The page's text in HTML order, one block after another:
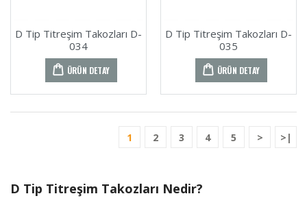
D Tip Titreşim Takozları D-
034
ÜRÜN DETAY
D Tip Titreşim Takozları D-
035
ÜRÜN DETAY
1 2 3 4 5 > >|
D Tip Titreşim Takozları Nedir?